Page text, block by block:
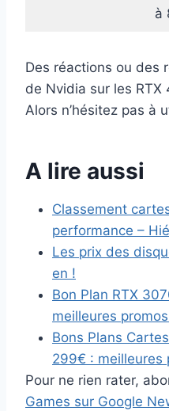
à
Des réactions ou des
de Nvidia sur les
Alors n’hésitez pas à
A lire aussi
Classement
performance –
Les prix des
en !
Bon Plan RTX
meilleures
Bons Plans
299€ : meilleures
Pour ne rien rater,
Games sur Google